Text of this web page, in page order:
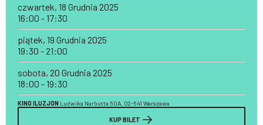
czwartek, 18 Grudnia 2025
16:00 - 17:30
piątek, 19 Grudnia 2025
19:30 - 21:00
sobota, 20 Grudnia 2025
18:00 - 19:30
KINO ILUZJON Ludwika Narbutta 50A, 02-541 Warszawa
KUP BILET